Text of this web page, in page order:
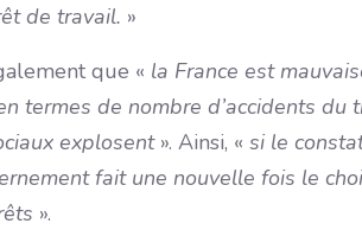
de travail. »
que « la France est
termes de nombre d’accidents
explosent». Ainsi, « si le
fait une nouvelle fois le
».